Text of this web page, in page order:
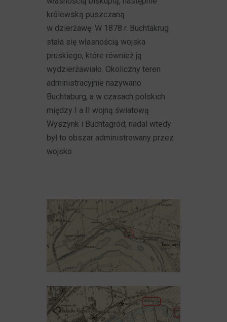
królewską puszczaną
w dzierżawę. W 1878 r. Buchtakrug
stała się własnością wojska
pruskiego, które również ją
wydzierżawiało. Okoliczny teren
administracyjnie nazywano
Buchtaburg, a w czasach polskich
między I a II wojną światową
Wyszynk i Buchtagród; nadal wtedy
był to obszar administrowany przez
wojsko.